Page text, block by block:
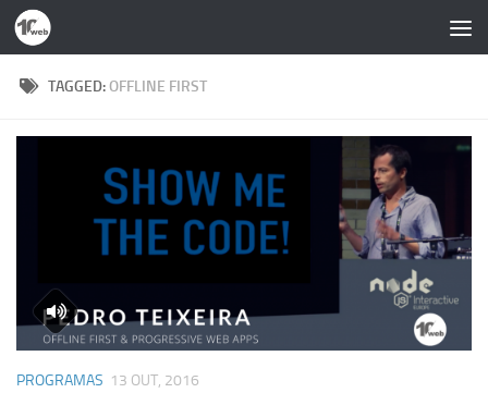
Skip to content
TAGGED:OFFLINE FIRST
PROGRAMAS 13 OUT, 2016